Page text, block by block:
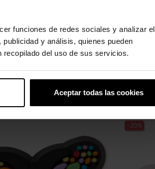
funciones de redes sociales y analizar el
y análisis, quienes pueden
recopilado del uso de sus servicios.
Aceptar todas las cookies
-20%